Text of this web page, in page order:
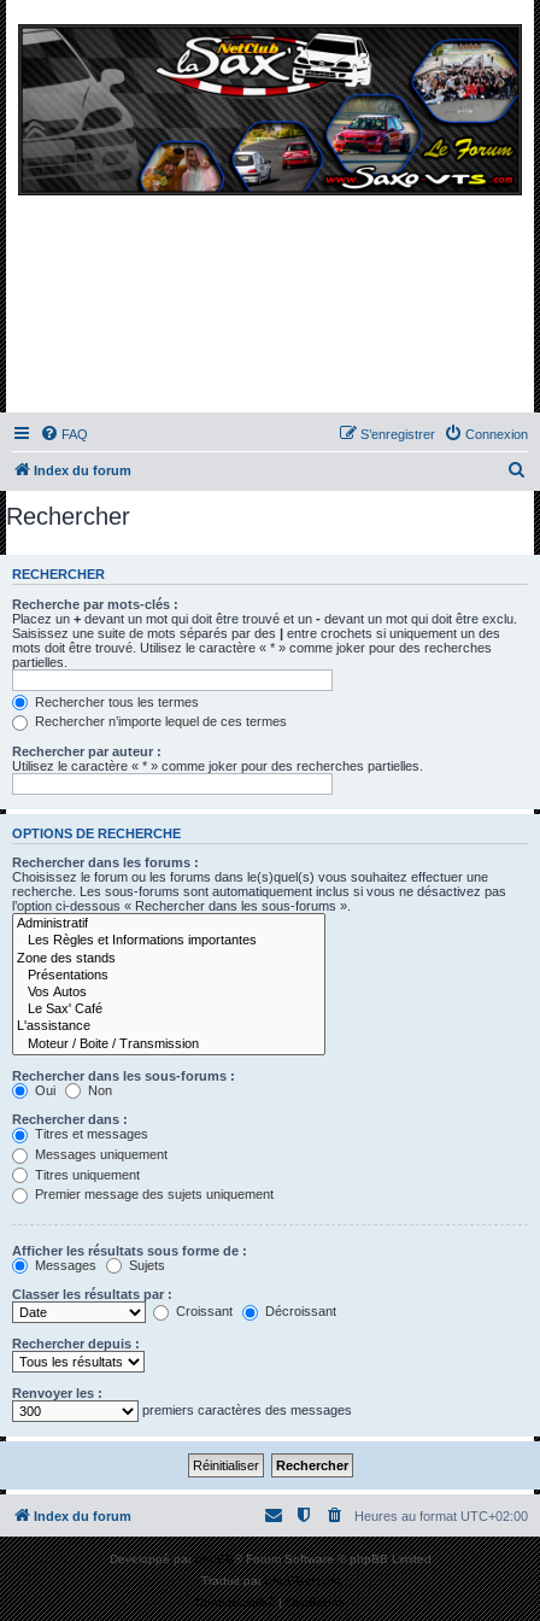
FAQ Connexion
S’enregistrer
Index du forum
e
Rechercher
RECHERCHER
Recherche par mots-clés :
Placez un + devant un mot qui doit être trouvé et un - devant un mot qui doit être exclu.
Saisissez une suite de mots séparés par des | entre crochets si uniquement un des
mots doit être trouvé. Utilisez le caractère « * » comme joker pour des recherches
partielles.
Rechercher tous les termes
Rechercher n’importe lequel de ces termes
Rechercher par auteur :
Utilisez le caractère « * » comme joker pour des recherches partielles.
OPTIONS DE RECHERCHE
Rechercher dans les forums :
Choisissez le forum ou les forums dans le(s)quel(s) vous souhaitez effectuer une
recherche. Les sous-forums sont automatiquement inclus si vous ne désactivez pas
l’option ci-dessous « Rechercher dans les sous-forums ».
Rechercher dans les sous-forums :
Oui
Non
Rechercher dans :
Titres et messages
Messages uniquement
Titres uniquement
Premier message des sujets uniquement
Afficher les résultats sous forme de :
Messages
Sujets
Classer les résultats par :
Croissant
Décroissant
Rechercher depuis :
Renvoyer les :
premiers caractères des messages
Index du forum Heures au format UTC+02:00
Développé parphpBB® Forum Software © phpBB Limited
Traduit parphpBB-fr.com
Confidentialité|Conditions